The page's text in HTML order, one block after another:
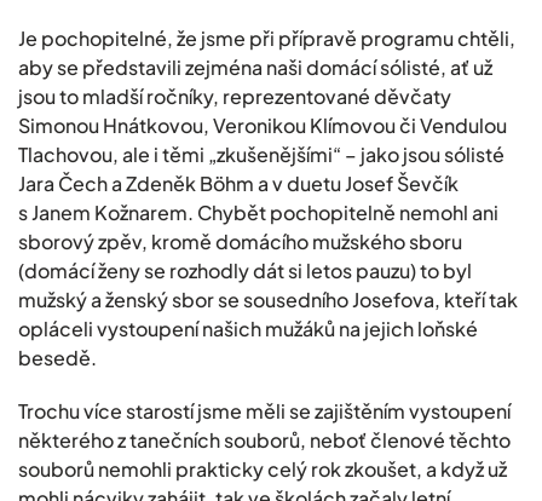
Je pochopitelné, že jsme při přípravě programu chtěli,
aby se představili zejména naši domácí sólisté, ať už
jsou to mladší ročníky, reprezentované děvčaty
Simonou Hnátkovou, Veronikou Klímovou či Vendulou
Tlachovou, ale i těmi „zkušenějšími“ – jako jsou sólisté
Jara Čech a Zdeněk Böhm a v duetu Josef Ševčík
s Janem Kožnarem. Chybět pochopitelně nemohl ani
sborový zpěv, kromě domácího mužského sboru
(domácí ženy se rozhodly dát si letos pauzu) to byl
mužský a ženský sbor se sousedního Josefova, kteří tak
opláceli vystoupení našich mužáků na jejich loňské
besedě.
Trochu více starostí jsme měli se zajištěním vystoupení
některého z tanečních souborů, neboť členové těchto
souborů nemohli prakticky celý rok zkoušet, a když už